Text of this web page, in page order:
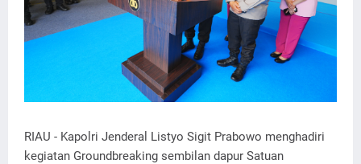
RIAU - Kapolri Jenderal Listyo Sigit Prabowo menghadiri
kegiatan Groundbreaking sembilan dapur Satuan